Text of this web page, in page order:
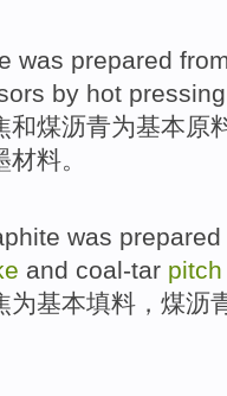
was prepared
by hot pressing
和煤沥青为基本原
材料。
was prepared
and coal-tar pitch
为基本填料，煤沥